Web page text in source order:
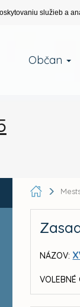
služieb a
Občan
NÁZOV:
VOLEBNÉ